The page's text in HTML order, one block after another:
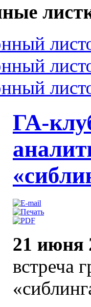
ГА-
21 июня
встреча